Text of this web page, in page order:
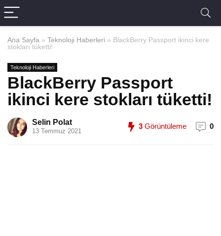
Ana Sayfa » Teknoloji Haberleri » BlackBerry Passport ikinci kere
stokları tüketti!
Teknoloji Haberleri
BlackBerry Passport
ikinci kere stokları tüketti!
Selin Polat
13 Temmuz 2021
3 Görüntüleme 0